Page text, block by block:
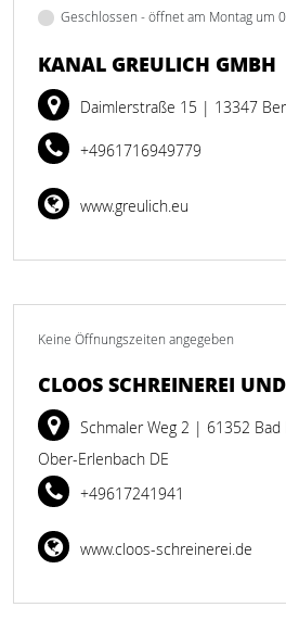
Geschlossen - öffnet am Montag um
KANAL GREULICH GMBH
Daimlerstraße 15 | 13347
+4961716949779
www.greulich.eu
Keine Öffnungszeiten angegeben
CLOOS SCHREINEREI
Schmaler Weg 2 | 61352 Bad
Ober-Erlenbach DE
+49617241941
www.cloos-schreinerei.de